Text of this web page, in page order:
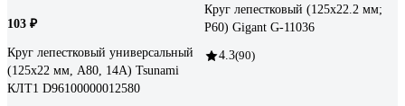
103 ₽
Круг лепестковый универсальный
(125х22 мм, А80, 14А) Tsunami
КЛТ1 D96100000012580
Круг лепестковый (125x22.2 мм;
P60) Gigant G-11036
4.3(90)